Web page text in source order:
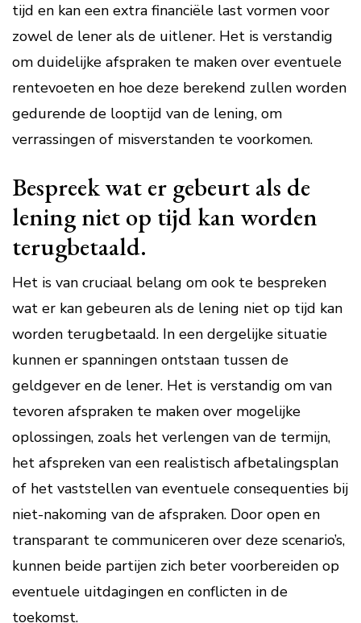
tijd en kan een extra financiële last vormen voor
zowel de lener als de uitlener. Het is verstandig
om duidelijke afspraken te maken over eventuele
rentevoeten en hoe deze berekend zullen worden
gedurende de looptijd van de lening, om
verrassingen of misverstanden te voorkomen.
Bespreek wat er gebeurt als de
lening niet op tijd kan worden
terugbetaald.
Het is van cruciaal belang om ook te bespreken
wat er kan gebeuren als de lening niet op tijd kan
worden terugbetaald. In een dergelijke situatie
kunnen er spanningen ontstaan tussen de
geldgever en de lener. Het is verstandig om van
tevoren afspraken te maken over mogelijke
oplossingen, zoals het verlengen van de termijn,
het afspreken van een realistisch afbetalingsplan
of het vaststellen van eventuele consequenties bij
niet-nakoming van de afspraken. Door open en
transparant te communiceren over deze scenario’s,
kunnen beide partijen zich beter voorbereiden op
eventuele uitdagingen en conflicten in de
toekomst.